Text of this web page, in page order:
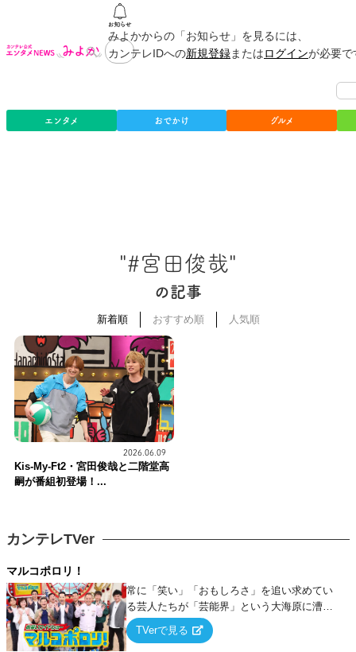
みよかからの「お知らせ」を見るには、
カンテレIDへの新規登録またはログインが必要
エンタメ おでかけ グルメ
"#宮田俊哉"
の記事
新着順 おすすめ順 人気順
2026.06.09
Kis-My-Ft2・宮田俊哉と二階堂高
嗣が番組初登場！...
カンテレTVer
マルコポロリ！
常に「笑い」「おもしろさ」を追い求めてい
る芸人たちが「芸能界」という大海原に漕ぎ
出でて、新たなオモシロ人間を発掘する！
TVerで見る